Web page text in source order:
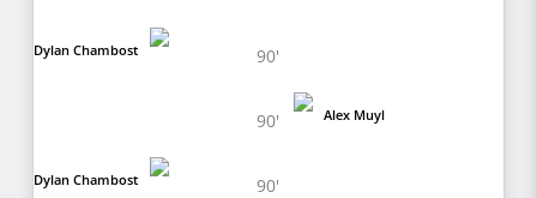
Dylan Chambost 90'
90' Alex Muyl
Dylan Chambost 90'